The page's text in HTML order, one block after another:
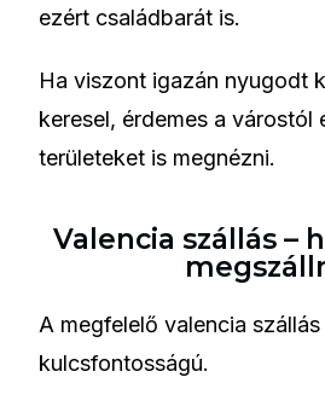
ezért családbarát is.
Ha viszont igazán nyugodt
keresel, érdemes a várostól
területeket is megnézni.
Valencia szállás –
A megfelelő valencia
kulcsfontosságú.